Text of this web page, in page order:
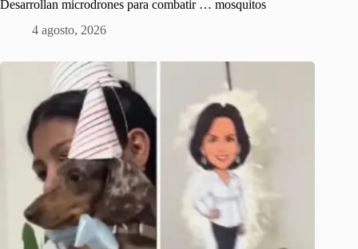
Desarrollan microdrones para combatir … mosquitos
4 agosto, 2026